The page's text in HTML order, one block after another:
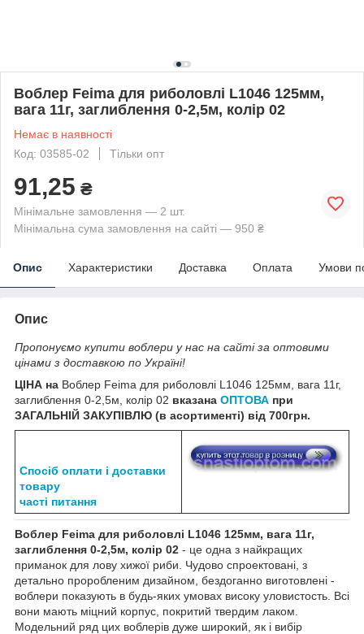
Воблер Feima для риболовлі L1046 125мм,
вага 11г, заглиблення 0-2,5м, колір 02
Немає в наявності
Код: 03585-02
Тільки опт
91,25 ₴
Мінімальне замовлення — 2 шт.
Мінімальна сума замовлення на сайті — 950 ₴
Опис Характеристики Доставка Оплата Умови
Опис
Пропонуємо купити воблери у нас на сайті за оптовими
цінами з доставкою по Україні!
ЦІНА на Воблер Feima для риболовлі L1046 125мм, вага 11г,
заглиблення 0-2,5м, колір 02 вказана ОПТОВА при
ЗАГАЛЬНІЙ ЗАКУПІВЛЮ (в асортименті) від 700грн.
Спосіб оплати і доставки
товару
часті питання
Воблер Feima для риболовлі L1046 125мм, вага 11г,
заглиблення 0-2,5м, колір 02 - це одна з найкращих
приманок для лову хижої риби. Чудово спроектовані, з
детально проробленим дизайном, бездоганно виготовлені -
воблери показують в будь-яких умовах високу уловистость. Всі
вони мають міцний корпус, покритий твердим лаком.
Модельний ряд цих воблерів дуже широкий, як і вибір